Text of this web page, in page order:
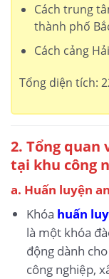
Cách trung
thành phố
Cách cảng
Tổng diện tích:
2. Tổng quan
tại khu công
a. Huấn luyện
Khóa huấn
là một khóa
động dành
công nghiệp,